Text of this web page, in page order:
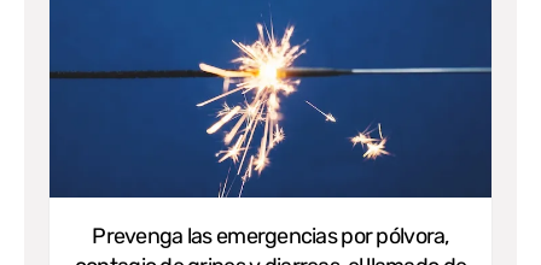
Prevenga las emergencias por pólvora,